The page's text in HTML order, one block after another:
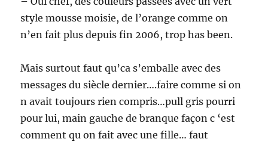
style mousse moisie, de l’orange comme on
n’en fait plus depuis fin 2006, trop has been.
Mais surtout faut qu’ca s’emballe avec des
messages du siècle dernier….faire comme si on
n avait toujours rien compris…pull gris pourri
pour lui, main gauche de branque façon c ‘est
comment qu on fait avec une fille… faut